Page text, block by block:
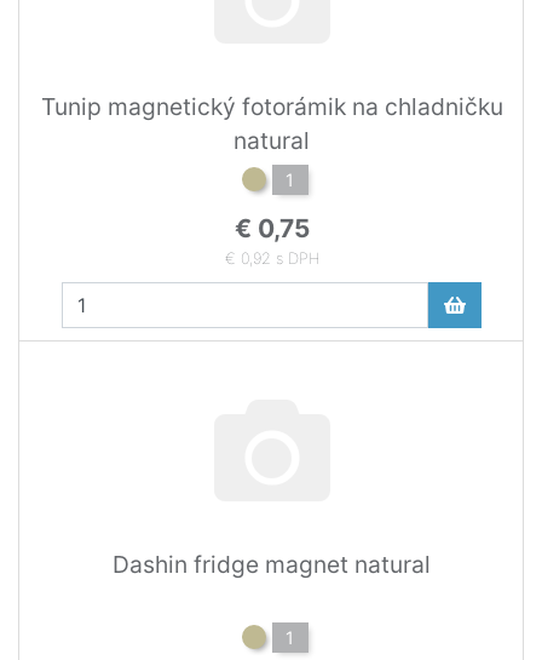
Tunip magnetický fotorámik na chladničku
natural
1
€ 0,75
€ 0,92 s DPH
Dashin fridge magnet natural
1